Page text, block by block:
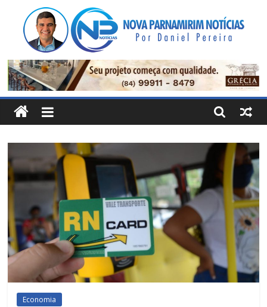
conteúdo
Nova
Parnamirim
Notícias
Por
Daniel
Pereira
Economia